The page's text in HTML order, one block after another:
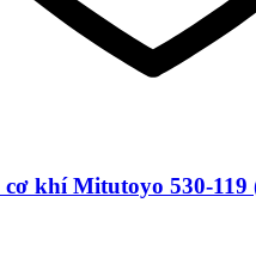
khí Mitutoyo 530-119